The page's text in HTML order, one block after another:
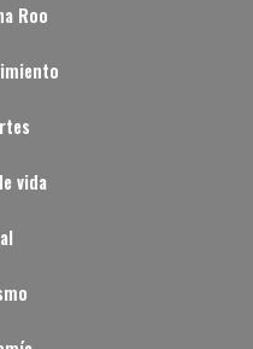
Roo
vida